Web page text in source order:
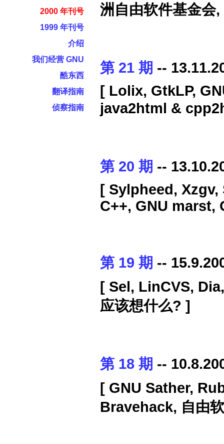
2000 年刊号
1999 年刊号
介绍
我们经营 GNU
酷东西
翻译指南
侦察指南
洲自由软件基金
第 21 期 --
[ Lolix, GtkLP,
java2html &
第 20 期 --
[ Sylpheed,
C++, GNU
第 19 期 --
[ Sel, LinCVS,
应该想什么? ]
第 18 期 --
[ GNU Sather,
Bravehack, 自由